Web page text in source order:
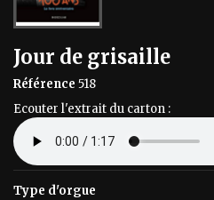
Jour de grisaille
Référence 518
Ecouter l'extrait du carton :
Type d'orgue